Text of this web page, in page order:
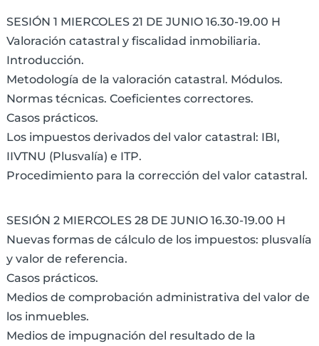
SESIÓN 1 MIERCOLES 21 DE JUNIO 16.30-19.00 H
Valoración catastral y fiscalidad inmobiliaria.
Introducción.
Metodología de la valoración catastral. Módulos.
Normas técnicas. Coeficientes correctores.
Casos prácticos.
Los impuestos derivados del valor catastral: IBI,
IIVTNU (Plusvalía) e ITP.
Procedimiento para la corrección del valor catastral.
SESIÓN 2 MIERCOLES 28 DE JUNIO 16.30-19.00 H
Nuevas formas de cálculo de los impuestos: plusvalía
y valor de referencia.
Casos prácticos.
Medios de comprobación administrativa del valor de
los inmuebles.
Medios de impugnación del resultado de la